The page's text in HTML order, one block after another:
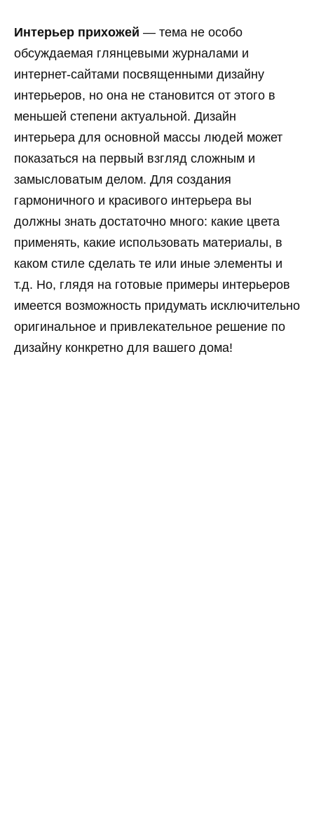
Интерьер прихожей — тема не особо
обсуждаемая глянцевыми журналами и
интернет-сайтами посвященными дизайну
интерьеров, но она не становится от этого в
меньшей степени актуальной. Дизайн
интерьера для основной массы людей может
показаться на первый взгляд сложным и
замысловатым делом. Для создания
гармоничного и красивого интерьера вы
должны знать достаточно много: какие цвета
применять, какие использовать материалы, в
каком стиле сделать те или иные элементы и
т.д. Но, глядя на готовые примеры интерьеров
имеется возможность придумать исключительно
оригинальное и привлекательное решение по
дизайну конкретно для вашего дома!